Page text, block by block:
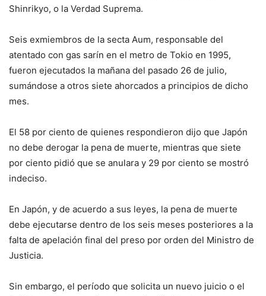
Shinrikyo, o la Verdad Suprema.
Seis exmiembros de la secta Aum, responsable del
atentado con gas sarín en el metro de Tokio en 1995,
fueron ejecutados la mañana del pasado 26 de julio,
sumándose a otros siete ahorcados a principios de dicho
mes.
El 58 por ciento de quienes respondieron dijo que Japón
no debe derogar la pena de muerte, mientras que siete
por ciento pidió que se anulara y 29 por ciento se mostró
indeciso.
En Japón, y de acuerdo a sus leyes, la pena de muerte
debe ejecutarse dentro de los seis meses posteriores a la
falta de apelación final del preso por orden del Ministro de
Justicia.
Sin embargo, el período que solicita un nuevo juicio o el